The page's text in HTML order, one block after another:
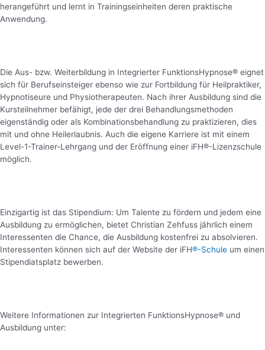
herangeführt und lernt in Trainingseinheiten deren praktische
Anwendung.
Die Aus- bzw. Weiterbildung in Integrierter FunktionsHypnose® eignet
sich für Berufseinsteiger ebenso wie zur Fortbildung für Heilpraktiker,
Hypnotiseure und Physiotherapeuten. Nach ihrer Ausbildung sind die
Kursteilnehmer befähigt, jede der drei Behandlungsmethoden
eigenständig oder als Kombinationsbehandlung zu praktizieren, dies
mit und ohne Heilerlaubnis. Auch die eigene Karriere ist mit einem
Level-1-Trainer-Lehrgang und der Eröffnung einer iFH®-Lizenzschule
möglich.
Einzigartig ist das Stipendium: Um Talente zu fördern und jedem eine
Ausbildung zu ermöglichen, bietet Christian Zehfuss jährlich einem
Interessenten die Chance, die Ausbildung kostenfrei zu absolvieren.
Interessenten können sich auf der Website der iFH®-Schule um einen
Stipendiatsplatz bewerben.
Weitere Informationen zur Integrierten FunktionsHypnose® und
Ausbildung unter: